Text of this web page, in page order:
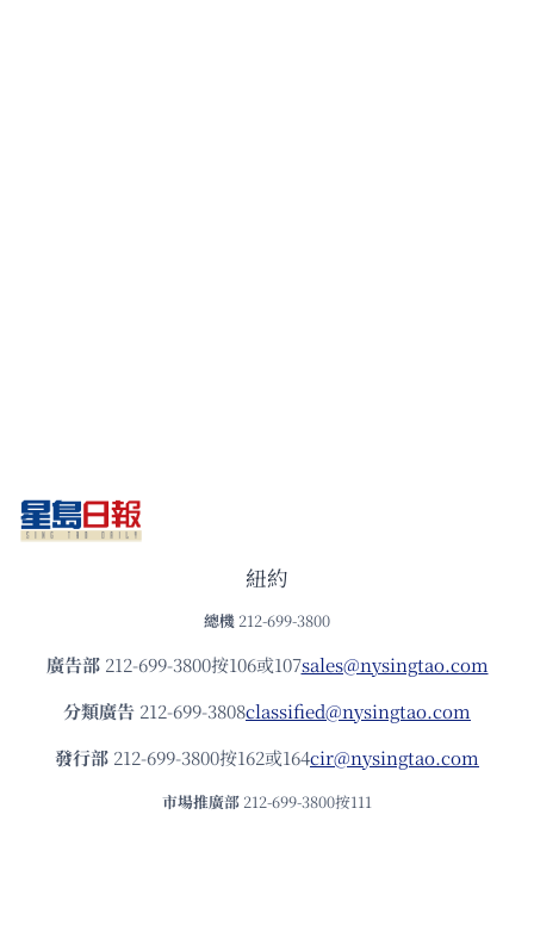
紐約
總機 212-699-3800
廣告部212-699-3800按106或107sales@nysingtao.com
分類廣告 212-699-3808classified@nysingtao.com
發⾏部 212-699-3800按162或164cir@nysingtao.com
市場推廣部 212-699-3800按111